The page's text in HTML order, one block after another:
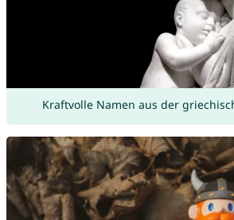
Kraftvolle Namen aus der